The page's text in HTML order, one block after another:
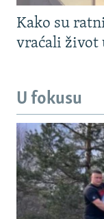
Kako su
vraćali život
U fokusu